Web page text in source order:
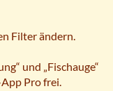
Filter ändern.
und „Fischauge“
Pro frei.